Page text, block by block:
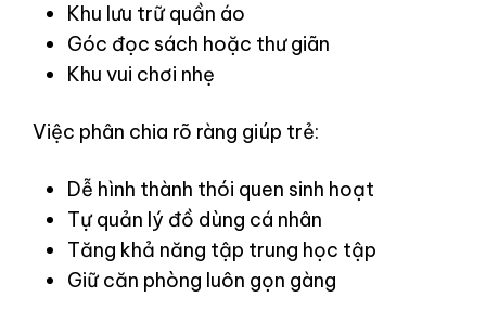
Khu lưu trữ quần áo
Góc đọc sách hoặc thư giãn
Khu vui chơi nhẹ
Việc phân chia rõ ràng giúp trẻ:
Dễ hình thành thói quen sinh hoạt
Tự quản lý đồ dùng cá nhân
Tăng khả năng tập trung học tập
Giữ căn phòng luôn gọn gàng